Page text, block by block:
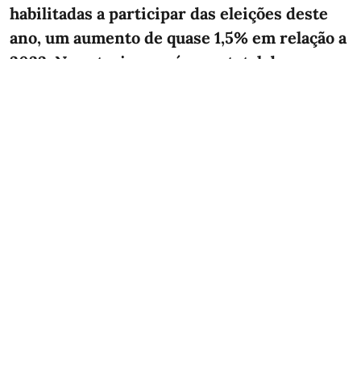
habilitadas a participar das eleições deste
ano, um aumento de quase 1,5% em relação a
2022. No exterior, o número total de